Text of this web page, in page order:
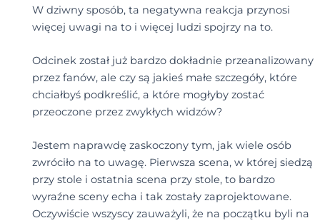
W dziwny sposób, ta negatywna reakcja przynosi
więcej uwagi na to i więcej ludzi spojrzy na to.
Odcinek został już bardzo dokładnie przeanalizowany
przez fanów, ale czy są jakieś małe szczegóły, które
chciałbyś podkreślić, a które mogłyby zostać
przeoczone przez zwykłych widzów?
Jestem naprawdę zaskoczony tym, jak wiele osób
zwróciło na to uwagę. Pierwsza scena, w której siedzą
przy stole i ostatnia scena przy stole, to bardzo
wyraźne sceny echa i tak zostały zaprojektowane.
Oczywiście wszyscy zauważyli, że na początku byli na